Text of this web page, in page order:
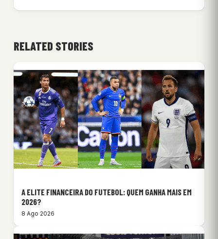
RELATED STORIES
A ELITE FINANCEIRA DO FUTEBOL: QUEM GANHA MAIS EM
2026?
8 Ago 2026